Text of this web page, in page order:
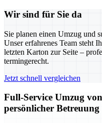
Wir sind für Sie da
Sie planen einen Umzug und
Unser erfahrenes Team steht
letzten Karton zur Seite –
termingerecht.
Jetzt schnell vergleichen
Full-Service Umzug
persönlicher Betreuung